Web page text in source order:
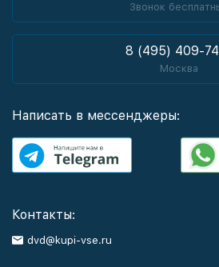
Звонок
8 (495) 409-
Москва
Написать в мессенджеры:
Контакты:
dvd@kupi-vse.ru